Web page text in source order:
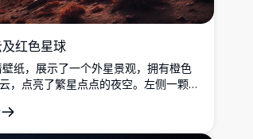
红色星球
纸，展示了一个外星景观，拥有橙色
，点亮了繁星点点的夜空。左侧一颗巨
，这幅令人叹为观止的艺术作品是完美
远世界的神秘感带到您的屏幕上。